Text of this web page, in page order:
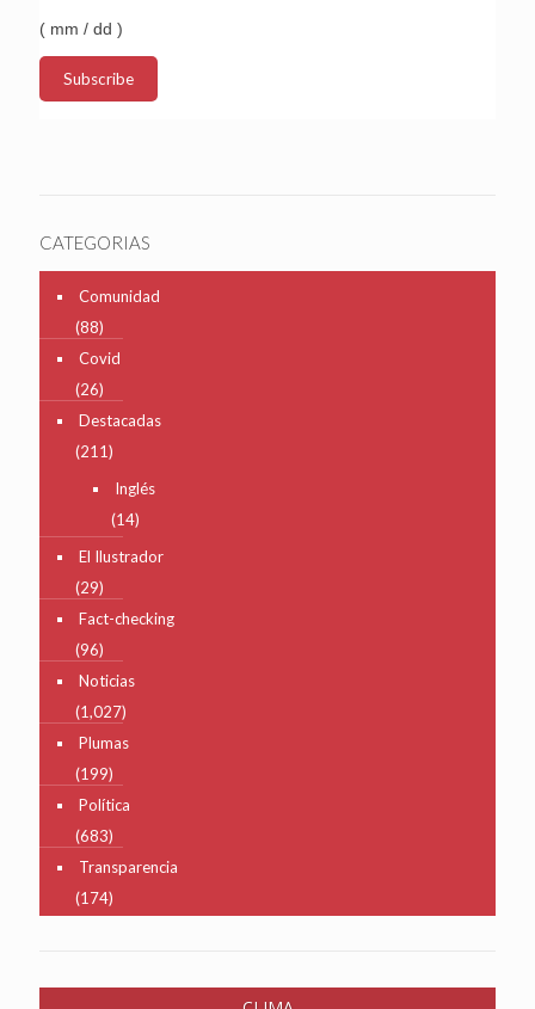
( mm / dd )
CATEGORIAS
Comunidad
(88)
Covid
(26)
Destacadas
(211)
Inglés
(14)
El Ilustrador
(29)
Fact-checking
(96)
Noticias
(1,027)
Plumas
(199)
Política
(683)
Transparencia
(174)